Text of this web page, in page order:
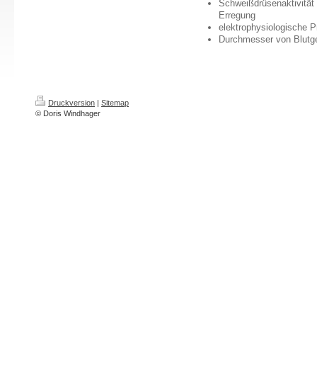
Erregung
elektrophysiologische
Durchmesser von
Druckversion | Sitemap
© Doris Windhager